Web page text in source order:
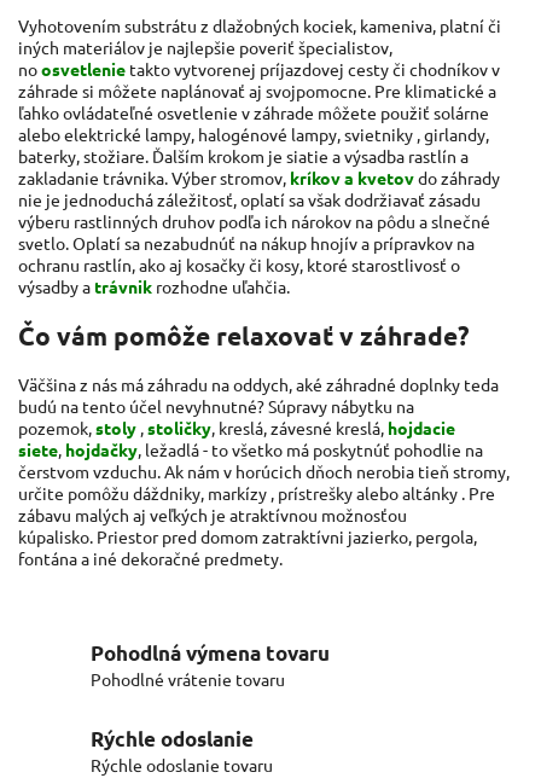
Vyhotovením substrátu z dlažobných kociek, kameniva, platní či
iných materiálov je najlepšie poveriť špecialistov,
noosvetlenie takto vytvorenej príjazdovej cesty či chodníkov v
záhrade si môžete naplánovať aj svojpomocne. Pre klimatické a
ľahko ovládateľné osvetlenie v záhrade môžete použiť solárne
alebo elektrické lampy, halogénové lampy,svietniky , girlandy,
baterky, stožiare. Ďalším krokom je siatie a výsadba rastlín a
zakladanie trávnika. Výber stromov, kríkov a kvetovdo záhrady
nie je jednoduchá záležitosť, oplatí sa však dodržiavať zásadu
výberu rastlinných druhov podľa ich nárokov na pôdu a slnečné
svetlo. Oplatí sa nezabudnúť na nákup hnojív a prípravkov na
ochranu rastlín, ako aj kosačky či kosy, ktoré starostlivosť o
výsadby atrávnik rozhodne uľahčia.
Čo vám pomôže relaxovať v záhrade?
Väčšina z nás má záhradu na oddych, aké záhradné doplnky teda
budú na tento účel nevyhnutné? Súpravy nábytku na
pozemok,stoly ,stoličky, kreslá, závesné kreslá, hojdacie
siete, hojdačky, ležadlá - to všetko má poskytnúť pohodlie na
čerstvom vzduchu. Ak nám v horúcich dňoch nerobia tieň stromy,
určite pomôžu dáždniky, markízy , prístrešky alebo altánky . Pre
zábavu malých aj veľkých je atraktívnou možnosťou
kúpalisko. Priestor pred domom zatraktívni jazierko, pergola,
fontána a iné dekoračné predmety.
Pohodlná výmena tovaru
Pohodlné vrátenie tovaru
Rýchle odoslanie
Rýchle odoslanie tovaru